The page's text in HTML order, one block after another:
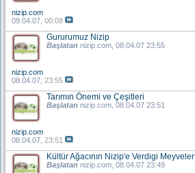
nizip.com
09.04.07, 00:08
Gururumuz Nizip
Başlatan nizip.com, 08.04.07 23:55
nizip.com
08.04.07, 23:55
Tarımın Önemi ve Çeşitleri
Başlatan nizip.com , 08.04.07 23:51
nizip.com
08.04.07, 23:51
Kültür Ağacının Nizip'e Verdigi Meyveler
Başlatan nizip.com , 08.04.07 23:49